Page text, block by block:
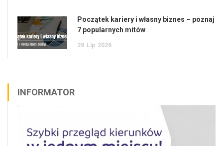
Początek kariery i własny biznes – poznaj
7 popularnych mitów
29 Lip 2026
INFORMATOR